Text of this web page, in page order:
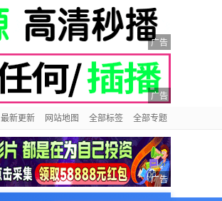
广告
广告
最新更新 网站地图 全部标签 全部专题
广告